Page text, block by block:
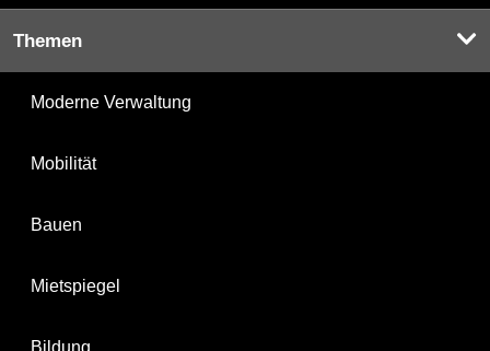
Themen
Moderne Verwaltung
Mobilität
Bauen
Mietspiegel